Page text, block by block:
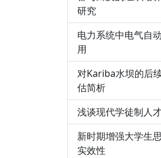
研究
电力系统中电气自
用
对Kariba水坝的后
估简析
浅谈现代学徒制人
新时期增强大学生
实效性